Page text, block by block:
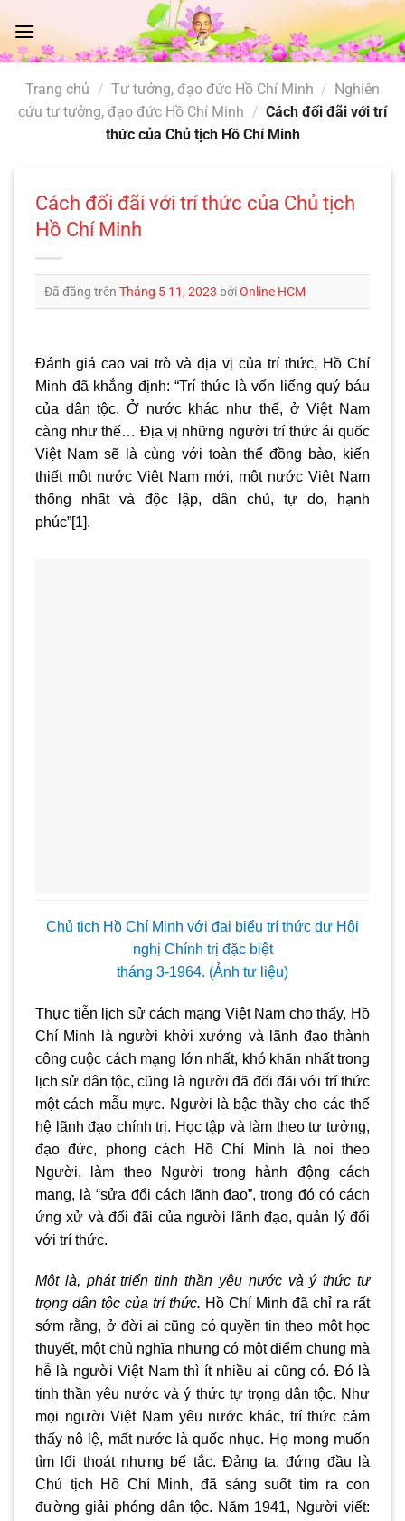
đến
nội
Trang chủ / Tư tưởng, đạo đức Hồ Chí Minh / Nghiên
cứu tư tưởng, đạo đức Hồ Chí Minh / Cách đối đãi với trí
thức của Chủ tịch Hồ Chí Minh
Cách đối đãi với trí thức của Chủ tịch
Hồ Chí Minh
Đã đăng trên Tháng 5 11, 2023 bởiOnline HCM
Đánh giá cao vai trò và địa vị của trí thức, Hồ Chí
Minh đã khẳng định: “Trí thức là vốn liếng quý báu
của dân tộc. Ở nước khác như thế, ở Việt Nam
càng như thế… Địa vị những người trí thức ái quốc
Việt Nam sẽ là cùng với toàn thể đồng bào, kiến
thiết một nước Việt Nam mới, một nước Việt Nam
thống nhất và độc lập, dân chủ, tự do, hạnh
phúc”[1].
Chủ tịch Hồ Chí Minh với đại biểu trí thức dự Hội
nghị Chính trị đặc biệt
tháng 3-1964. (Ảnh tư liệu)
Thực tiễn lịch sử cách mạng Việt Nam cho thấy, Hồ
Chí Minh là người khởi xướng và lãnh đạo thành
công cuộc cách mạng lớn nhất, khó khăn nhất trong
lịch sử dân tộc, cũng là người đã đối đãi với trí thức
một cách mẫu mực. Người là bậc thầy cho các thế
hệ lãnh đạo chính trị. Học tập và làm theo tư tưởng,
đạo đức, phong cách Hồ Chí Minh là noi theo
Người, làm theo Người trong hành động cách
mạng, là “sửa đổi cách lãnh đạo”, trong đó có cách
ứng xử và đối đãi của người lãnh đạo, quản lý đối
với trí thức.
Một là, phát triển tinh thần yêu nước và ý thức tự
trọng dân tộc của trí thức. Hồ Chí Minh đã chỉ ra rất
sớm rằng, ở đời ai cũng có quyền tin theo một học
thuyết, một chủ nghĩa nhưng có một điểm chung mà
hễ là người Việt Nam thì ít nhiều ai cũng có. Đó là
tinh thần yêu nước và ý thức tự trọng dân tộc. Như
mọi người Việt Nam yêu nước khác, trí thức cảm
thấy nô lệ, mất nước là quốc nhục. Họ mong muốn
tìm lối thoát nhưng bế tắc. Đảng ta, đứng đầu là
Chủ tịch Hồ Chí Minh, đã sáng suốt tìm ra con
đường giải phóng dân tộc. Năm 1941, Người viết: